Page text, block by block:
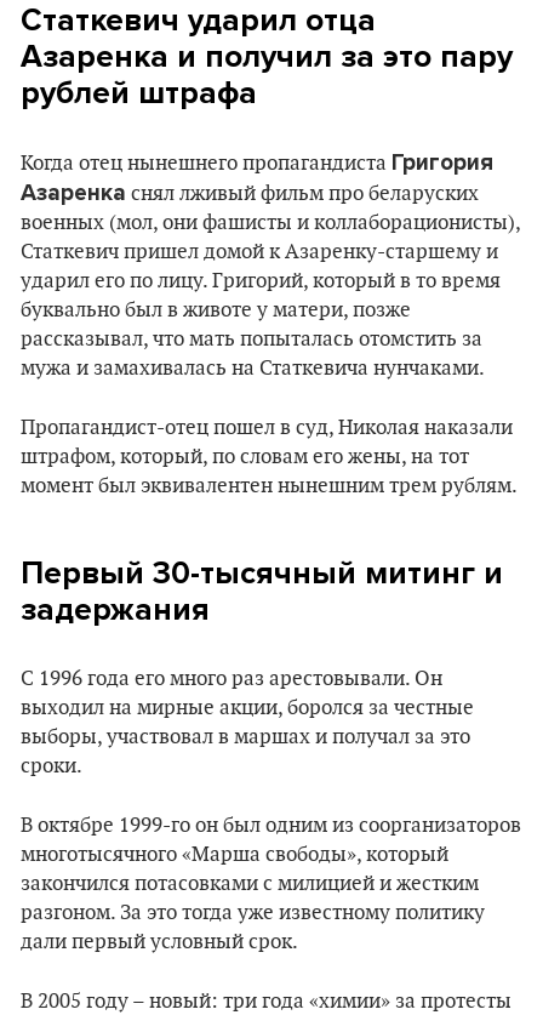
Статкевич ударил отца
Азаренка и получил за это пару
рублей штрафа
Когда отец нынешнего пропагандиста Григория
Азаренка снял лживый фильм про беларуских
военных (мол, они фашисты и коллаборационисты),
Статкевич пришел домой к Азаренку-старшему и
ударил его по лицу. Григорий, который в то время
буквально был в животе у матери, позже
рассказывал, что мать попыталась отомстить за
мужа и замахивалась на Статкевича нунчаками.
Пропагандист-отец пошел в суд, Николая наказали
штрафом, который, по словам его жены, на тот
момент был эквивалентен нынешним трем рублям.
Первый 30-тысячный митинг и
задержания
С 1996 года его много раз арестовывали. Он
выходил на мирные акции, боролся за честные
выборы, участвовал в маршах и получал за это
сроки.
В октябре 1999-го он был одним из соорганизаторов
многотысячного «Марша свободы», который
закончился потасовками с милицией и жестким
разгоном. За это тогда уже известному политику
дали первый условный срок.
В 2005 году – новый: три года «химии» за протесты